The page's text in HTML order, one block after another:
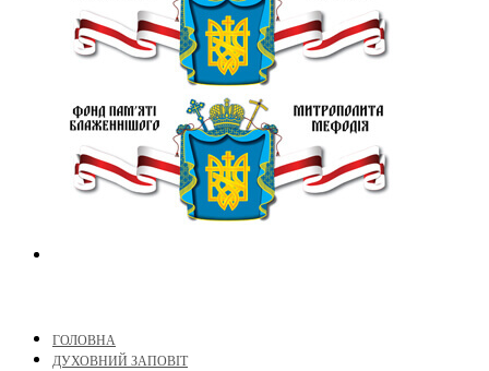
ГОЛОВНА
ДУХОВНИЙ ЗАПОВІТ